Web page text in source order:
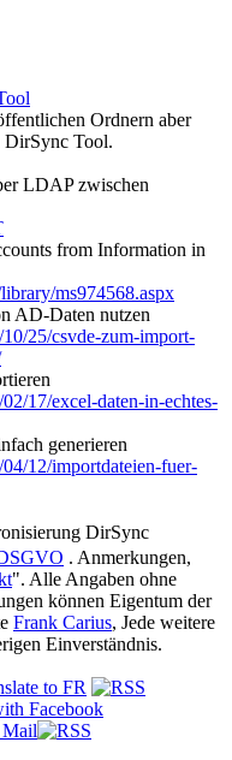
Ordnern aber
DirSync Tool.
LDAP zwischen
from Information in
ms974568.aspx
AD-Daten nutzen
25/csvde-zum-import-
17/excel-daten-in-echtes-
generieren
12/importdateien-fuer-
DirSync
. Anmerkungen,
". Alle Angaben ohne
können Eigentum der
Frank Carius, Jede weitere
Einverständnis.